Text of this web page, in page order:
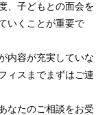
、子どもとの面会を
いくことが重要で
内容が充実していな
ィスまでまずはご連
なたのご相談をお受